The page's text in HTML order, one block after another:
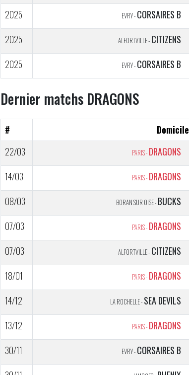
2025
EVRY - CORSAIRES B
2025
ALFORTVILLE - CITIZENS
2025
EVRY - CORSAIRES B
Dernier matchs DRAGONS
# Domicile
22/03
PARIS - DRAGONS
14/03
PARIS - DRAGONS
08/03
BORAN SUR OISE - BUCKS
07/03
PARIS - DRAGONS
07/03
ALFORTVILLE - CITIZENS
18/01
PARIS - DRAGONS
14/12
LA ROCHELLE - SEA DEVILS
13/12
PARIS - DRAGONS
30/11
EVRY - CORSAIRES B